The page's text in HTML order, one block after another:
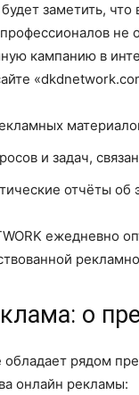
заметить,
не
кампанию в
и задач,
отчёты
ежедневно
о
обладает рядом
онлайн рекламы: